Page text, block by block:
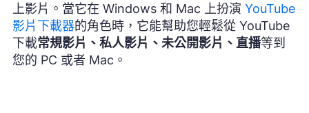
上影片。當它在 Windows 和 Mac 上扮演 YouTube
影片下載器的角色時，它能幫助您輕鬆從 YouTube
下載常規影片、私人影片、未公開影片、直播等到
您的 PC 或者 Mac。